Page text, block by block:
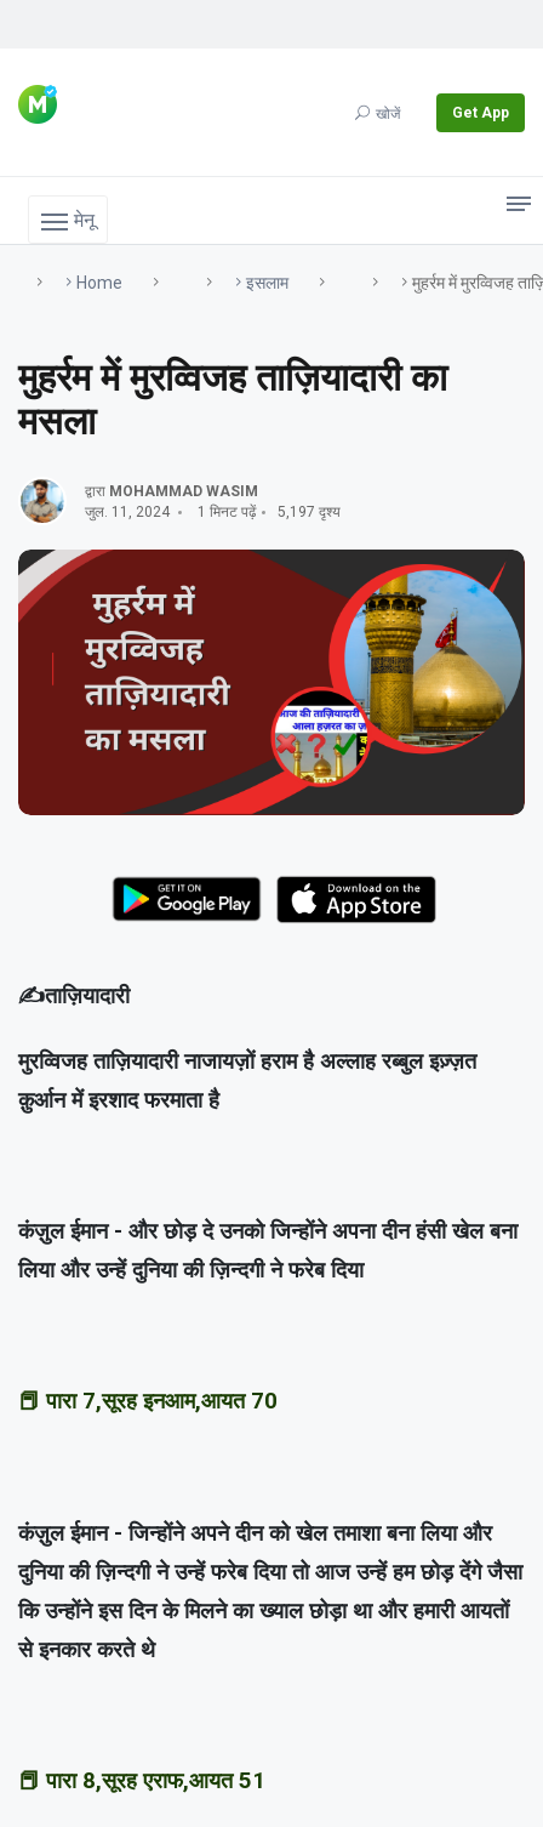
खोजें Get App
मेनू
Home इसलाम मुहर्रम में मुरव्विजह
मुहर्रम में मुरव्विजह ताज़ियादारी का
मसला
द्वारा MOHAMMAD WASIM
जुल. 11, 2024
1 मिनट पढ़ें 5,197 दृश्य
✍ताज़ियादारी
मुरव्विजह ताज़ियादारी नाजायज़ों हराम है अल्लाह रब्बुल इज़्ज़त
क़ुर्आन में इरशाद फरमाता है
कंज़ुल ईमान - और छोड़ दे उनको जिन्होंने अपना दीन हंसी खेल बना
लिया और उन्हें दुनिया की ज़िन्दगी ने फरेब दिया
📕 पारा 7,सूरह इनआम,आयत 70
कंज़ुल ईमान - जिन्होंने अपने दीन को खेल तमाशा बना लिया और
दुनिया की ज़िन्दगी ने उन्हें फरेब दिया तो आज उन्हें हम छोड़ देंगे जैसा
कि उन्होंने इस दिन के मिलने का ख्याल छोड़ा था और हमारी आयतों
से इनकार करते थे
📕 पारा 8,सूरह एराफ,आयत 51